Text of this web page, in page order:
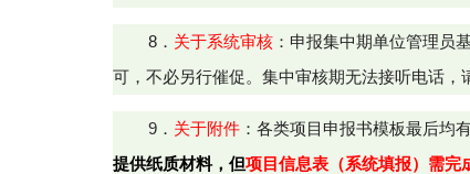
8 ． 关于系统审核 ：申报集中期单位管理员
可，不必另行催促。集中审核期无法接听电话，
9 ． 关于附件 ： 各类项目申报书模板最后均
提供纸质材料，但项目信息表（系统填报） 需完